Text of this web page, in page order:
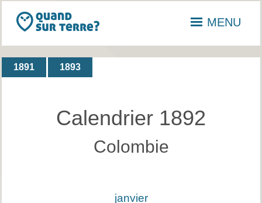
MENU
1891 1893
Calendrier 1892
Colombie
janvier